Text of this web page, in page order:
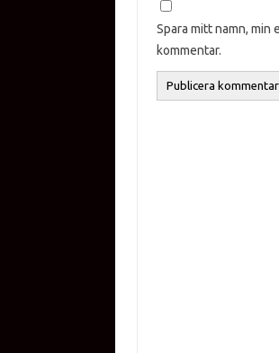
Spara mitt namn,
kommentar.